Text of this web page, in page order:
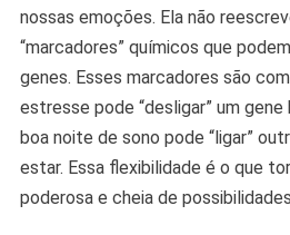
nossas emoções. Ela não
“marcadores” químicos que
genes. Esses marcadores são
estresse pode “desligar” um
boa noite de sono pode “ligar”
estar. Essa flexibilidade é o que
poderosa e cheia de